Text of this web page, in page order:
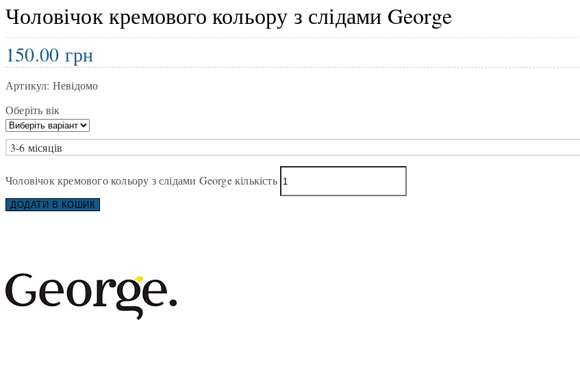
Чоловічок кремового кольору з слідами George
150.00грн
Артикул: Невідомо
Оберіть вік
3-6 місяців
Чоловічок кремового кольору з слідами George кількість
ДОДАТИ В КОШИК